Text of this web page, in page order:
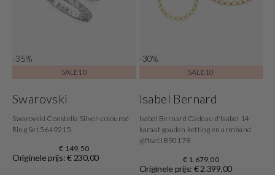
-35%
SALE10
Swarovski
Swarovski Constella Silver-coloured
Ring Set 5649215
€ 149,50
Originele prijs: € 230,00
-30%
SALE10
Isabel Bernard
Isabel Bernard Cadeau d'Isabel 14
karaat gouden ketting en armband
giftset IB90178
€ 1.679,00
Originele prijs: € 2.399,00